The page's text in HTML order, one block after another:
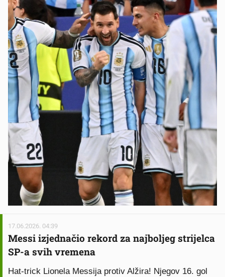
17.06.2026. 04:39
Messi izjednačio rekord za najboljeg strijelca
SP-a svih vremena
Hat-trick Lionela Messija protiv Alžira! Njegov 16. gol